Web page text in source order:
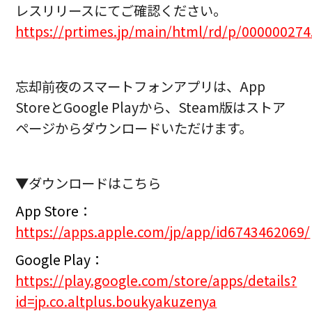
レスリリースにてご確認ください。
https://prtimes.jp/main/html/rd/p/
忘却前夜のスマートフォンアプリは、App
StoreとGoogle Playから、Steam版はストア
ページからダウンロードいただけます。
▼ダウンロードはこちら
App Store：
https://apps.apple.com/jp/app/id6743462069/
Google Play：
https://play.google.com/store/apps/details?
id=jp.co.altplus.boukyakuzenya